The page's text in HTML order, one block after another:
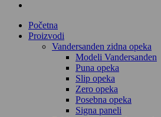
Početna
Proizvodi
Vandersanden zidna opeka
Modeli Vandersanden
Puna opeka
Slip opeka
Zero opeka
Posebna opeka
Signa paneli